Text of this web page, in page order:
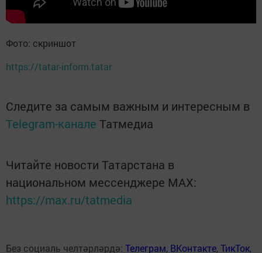
Фото: скриншот
https://tatar-inform.tatar
Следите за самым важным и интересным в
Telegram-канале Татмедиа
Читайте новости Татарстана в
национальном мессенджере MАХ:
https://max.ru/tatmedia
Без социаль челтәрләрдә: Телеграм, ВКонтакте,ТикТок,